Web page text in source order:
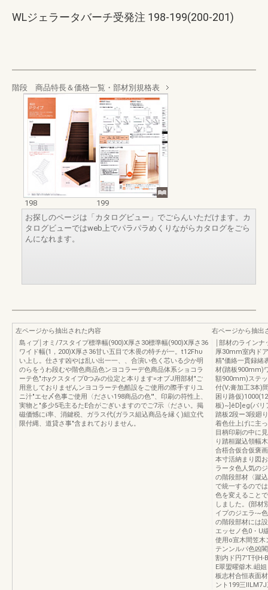
WLジェラータバーチ受発注 198-199(200-201)
階段 商品特長＆価格一覧・部材別規格表
198
199
お探しのページは「カタログビュー」でごらんいただけます。カ
タログビューではweb上でパラパラめくりながらカタログをごら
んになれます。
左ページから抽出された内容
島ィプ￨オミ/7スタイプ標準幅(900)X厚さ30標準幅(900)X厚さ36
ワイド幅(1，200)X厚さ36甘い五目で木畏の特チが一。t12Fhυ
い上し。仕さす凶やは乱い出一一、、合演い色く芯いる少か明
のらをうわ段むや階色商品色ンヨコラーデ色商品体系ショコラ
ーテ色"ホyクスタイプ0つみの位定と本ります=オプJ用部材"ご
用意しておりまぜんンヨコラーテ色酷設をご使用の際手すりユ
ニ汁"エセ〆色事ご使用〈ださい198商品の色'"、印刷の符性上、
実物と"多少5毛主るたE合がごぎいますのでご7示〈ださい。掲
磁価憾にi率、消鍵税、ガラス代(ガラス組込商品を縁く)組立代
限付縄、道貸さ事"含まれておりません。
右ページから抽出
￨部材のライン
厚30mm室内ド
精"価絡一貫録緒
材(踏板900mm)
額900mm)ステ
付(V;膏加工3本)
困り路仮
板)~]êD]eg(パリ
踏板2段ー3段廻
着色仕上げに主
目柄印刷の中に
り踏桓蹴込領幅
合梧合仮合仮褒
本寸活納まり図
ラータ色人気の
の階段部材〈蹴
で統一するので
色を変えること
しました。(部材
イプのジエラ-~
の階段部材には
エッセノ色0・U
使用o宣木間笠木
テンンルパ色凶
割内ド円7'T刊H-
E翠盟曜僻木.岨
板志村合恒表面
ント199三llLM7J